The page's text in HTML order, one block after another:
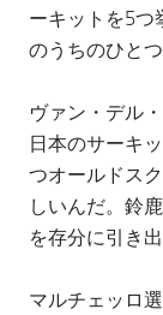
ーキットを5つ
のうちのひと
ヴァン・デル
日本のサーキ
つオールドス
しいんだ。鈴
を存分に引き
マルチェッロ選